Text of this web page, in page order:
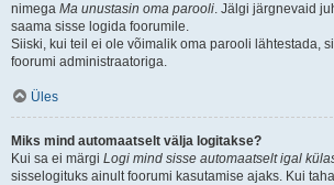
nimega Ma unustasin oma parooli. Jälgi järgnevaid
saama sisse logida foorumile.
Siiski, kui teil ei ole võimalik oma parooli lähtestada,
foorumi administraatoriga.
Üles
Miks mind automaatselt välja logitakse?
Kui sa ei märgi Logi mind sisse automaatselt igal
sisselogituks ainult foorumi kasutamise ajaks. Kui